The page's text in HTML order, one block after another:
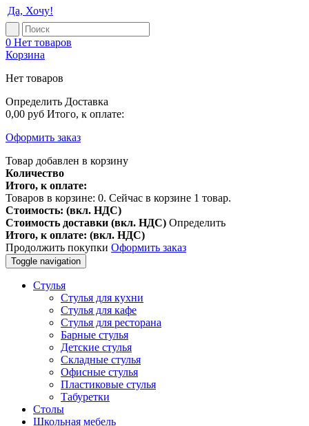
Да, Хочу!
0 Нет товаров
Корзина
Нет товаров
Определить Доставка
0,00 руб Итого, к оплате:
Оформить заказ
Товар добавлен в корзину
Количество
Итого, к оплате:
Товаров в корзине: 0. Сейчас в корзине 1 товар.
Стоимость: (вкл. НДС)
Стоимость доставки (вкл. НДС) Определить
Итого, к оплате: (вкл. НДС)
Продолжить покупки Оформить заказ
Toggle navigation
Стулья
Стулья для кухни
Стулья для кафе
Стулья для ресторана
Барные стулья
Детские стулья
Складные стулья
Офисные стулья
Пластиковые стулья
Табуретки
Столы
Школьная мебель